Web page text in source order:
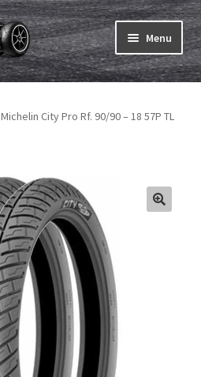
Menu
Rozwiń
Rozwiń
Michelin City Pro Rf. 90/90 – 18 57P TL